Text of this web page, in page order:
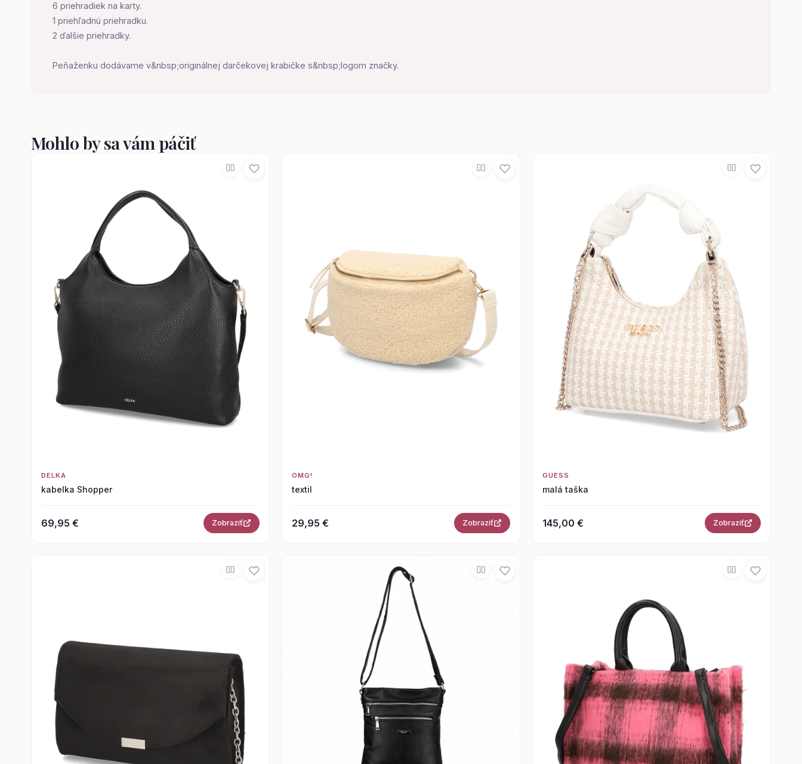
6 priehradiek na karty.
1 priehľadnú priehradku.
2 ďalšie priehradky.
Peňaženku dodávame v&nbsp;originálnej darčekovej krabičke s&nbsp;logom značky.
Mohlo by sa vám páčiť
DELKA
kabelka Shopper
69,95 € Zobraziť
OMG!
textil
29,95 € Zobraziť
GUESS
malá taška
145,00 € Zobraziť